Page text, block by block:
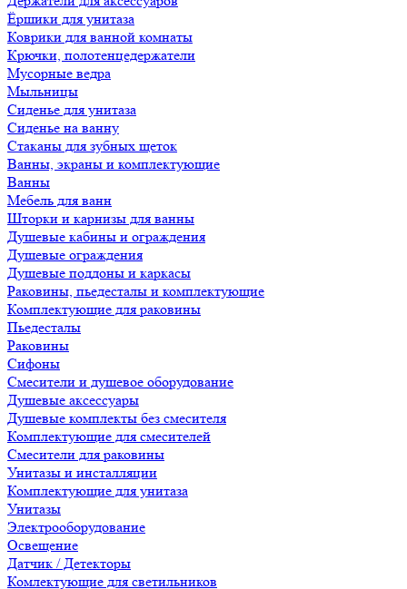
Ёршики для унитаза
Коврики для ванной комнаты
Крючки, полотенцедержатели
Мусорные ведра
Мыльницы
Сиденье для унитаза
Сиденье на ванну
Стаканы для зубных щеток
Ванны, экраны и комплектующие
Ванны
Мебель для ванн
Шторки и карнизы для ванны
Душевые кабины и ограждения
Душевые ограждения
Душевые поддоны и каркасы
Раковины, пьедесталы и комплектующие
Комплектующие для раковины
Пьедесталы
Раковины
Сифоны
Смесители и душевое оборудование
Душевые аксессуары
Душевые комплекты без смесителя
Комплектующие для смесителей
Смесители для раковины
Унитазы и инсталляции
Комплектующие для унитаза
Унитазы
Электрооборудование
Освещение
Датчик / Детекторы
Комлектующие для светильников